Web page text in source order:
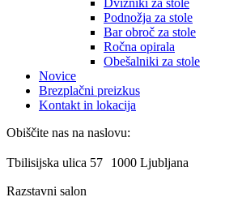
Dvižniki za stole
Podnožja za stole
Bar obroč za stole
Ročna opirala
Obešalniki za stole
Novice
Brezplačni preizkus
Kontakt in lokacija
Obiščite nas na naslovu:
Tbilisijska ulica 57 1000 Ljubljana
Razstavni salon